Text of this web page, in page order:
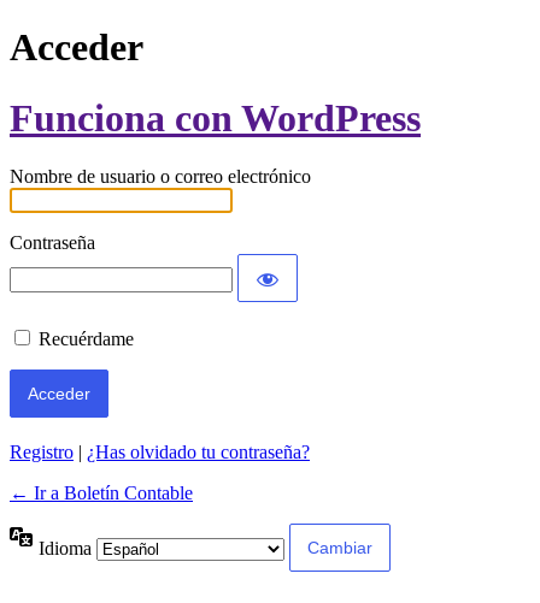
Acceder
Funciona con WordPress
Nombre de usuario o correo electrónico
Contraseña
Recuérdame
Registro | ¿Has olvidado tu contraseña?
← Ir a Boletín Contable
Idioma